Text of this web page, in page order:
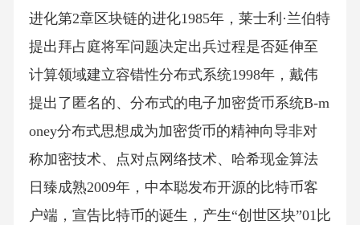
进化第2章区块链的进化1985年，莱士利·兰伯特
提出拜占庭将军问题决定出兵过程是否延伸至
计算领域建立容错性分布式系统1998年，戴伟
提出了匿名的、分布式的电子加密货币系统B-m
oney分布式思想成为加密货币的精神向导非对
称加密技术、点对点网络技术、哈希现金算法
日臻成熟2009年，中本聪发布开源的比特币客
户端，宣告比特币的诞生，产生“创世区块”01比